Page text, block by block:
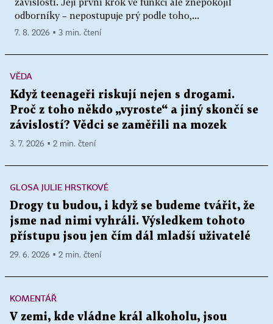
odborníky – nepostupuje prý podle toho,...
7. 8. 2026 ▪ 3 min. čtení
VĚDA
Když teenageři riskují nejen s drogami.
Proč z toho někdo „vyroste“ a jiný skončí se
závislostí? Vědci se zaměřili na mozek
3. 7. 2026 ▪ 2 min. čtení
GLOSA JULIE HRSTKOVÉ
Drogy tu budou, i když se budeme tvářit, že
jsme nad nimi vyhráli. Výsledkem tohoto
přístupu jsou jen čím dál mladší uživatelé
29. 6. 2026 ▪ 2 min. čtení
KOMENTÁŘ
V zemi, kde vládne král alkoholu, jsou